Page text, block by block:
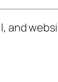
and